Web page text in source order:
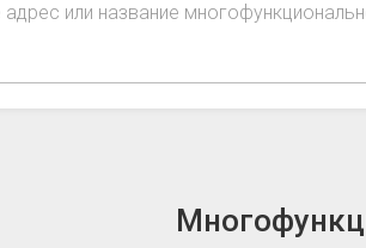
адрес или название